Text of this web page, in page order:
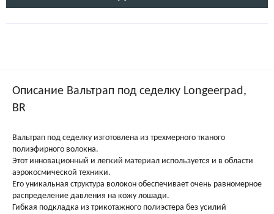
Описание Вальтрап под седелку Longeerpad,
BR
Вальтрап под седелку изготовлена из трехмерного тканого
полиэфирного волокна.
Этот инновационный и легкий материал используется и в области
аэрокосмической техники.
Его уникальная структура волокон обеспечивает очень равномерное
распределение давления на кожу лошади.
Гибкая подкладка из трикотажного полиэстера без усилий